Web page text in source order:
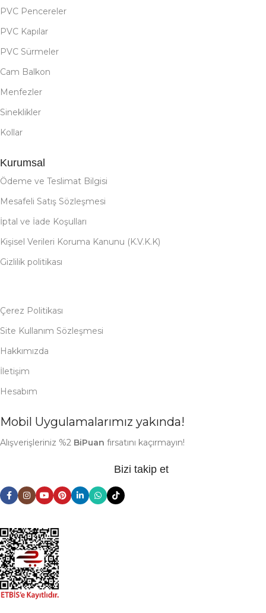
PVC Pencereler
PVC Kapılar
PVC Sürmeler
Cam Balkon
Menfezler
Sineklikler
Kollar
Kurumsal
Ödeme ve Teslimat Bilgisi
Mesafeli Satış Sözleşmesi
İptal ve İade Koşulları
Kişisel Verileri Koruma Kanunu (K.V.K.K)
Gizlilik politikası
Çerez Politikası
Site Kullanım Sözleşmesi
Hakkımızda
İletişim
Hesabım
Mobil Uygulamalarımız yakında!
Alışverişleriniz %2 BiPuan fırsatını kaçırmayın!
Bizi takip et